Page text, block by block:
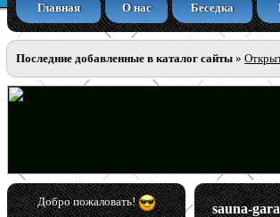
Главная О нас Беседка
Последние добавленные в каталог сайты »
Добро пожаловать! sauna-